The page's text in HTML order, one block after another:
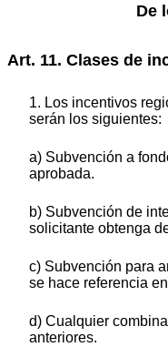
De
Art. 11. Clases de
1. Los incentivos
serán los siguientes:
a) Subvención a
aprobada.
b) Subvención de
solicitante obtenga
c) Subvención para
se hace referencia
d) Cualquier
anteriores.